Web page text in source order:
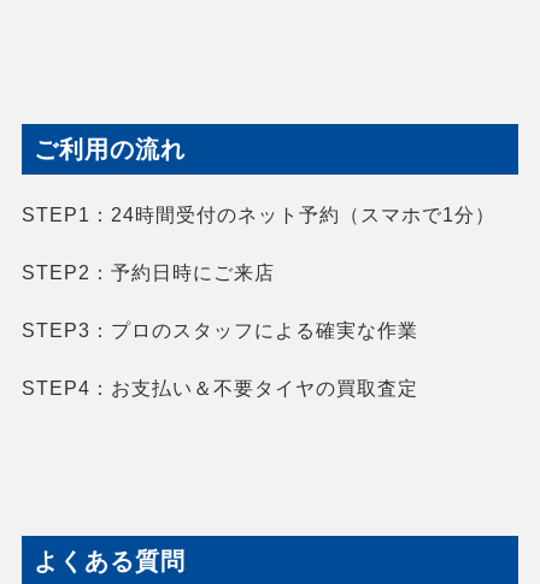
ご利用の流れ
STEP1： 24時間受付のネット予約（スマホで1分）
STEP2： 予約日時にご来店
STEP3： プロのスタッフによる確実な作業
STEP4： お支払い＆不要タイヤの買取査定
よくある質問